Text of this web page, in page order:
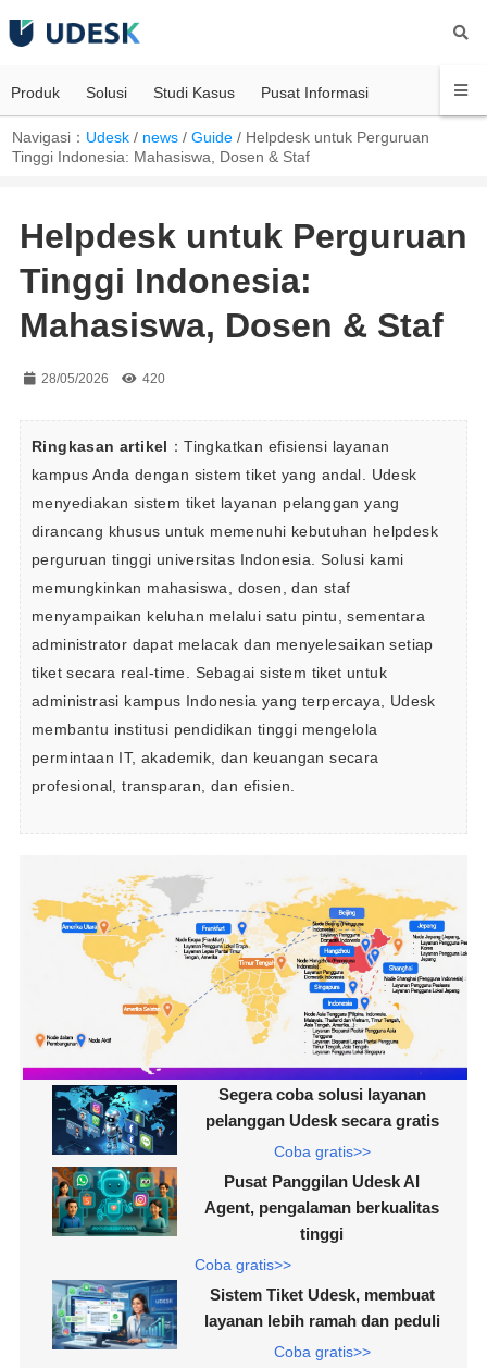
Produk Solusi Studi Kasus Pusat Informasi
Navigasi： Udesk / news /Guide / Helpdesk untuk Perguruan
Tinggi Indonesia: Mahasiswa, Dosen & Staf
Helpdesk untuk Perguruan
Tinggi Indonesia:
Mahasiswa, Dosen & Staf
28/05/2026 420
Ringkasan artikel ：Tingkatkan efisiensi layanan
kampus Anda dengan sistem tiket yang andal. Udesk
menyediakan sistem tiket layanan pelanggan yang
dirancang khusus untuk memenuhi kebutuhan helpdesk
perguruan tinggi universitas Indonesia. Solusi kami
memungkinkan mahasiswa, dosen, dan staf
menyampaikan keluhan melalui satu pintu, sementara
administrator dapat melacak dan menyelesaikan setiap
tiket secara real-time. Sebagai sistem tiket untuk
administrasi kampus Indonesia yang terpercaya, Udesk
membantu institusi pendidikan tinggi mengelola
permintaan IT, akademik, dan keuangan secara
profesional, transparan, dan efisien.
Segera coba solusi layanan
pelanggan Udesk secara gratis
Coba gratis>>
Pusat Panggilan Udesk AI
Agent, pengalaman berkualitas
tinggi
Coba gratis>>
Sistem Tiket Udesk, membuat
layanan lebih ramah dan peduli
Coba gratis>>